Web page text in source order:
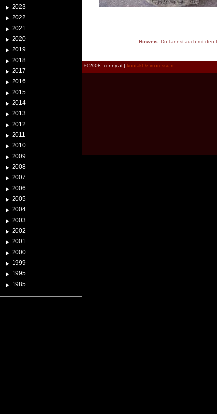
2023
2022
2021
2020
2019
2018
2017
2016
2015
2014
2013
2012
2011
2010
2009
2008
2007
2006
2005
2004
2003
2002
2001
2000
1999
1995
1985
Hinweis:Du kannst auch mit den
© 2008: conny.at | kontakt & impressum